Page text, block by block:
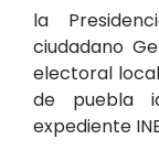
la
ciudadano
electoral
de puebla
expediente